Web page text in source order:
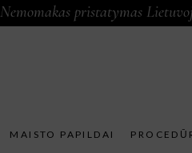
Nemomakas pristatymas
MAISTO PAPILDAI